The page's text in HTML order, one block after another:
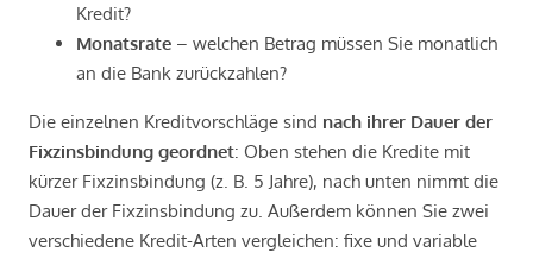
Kredit?
Monatsrate – welchen Betrag müssen Sie monatlich
an die Bank zurückzahlen?
Die einzelnen Kreditvorschläge sind nach ihrer Dauer der
Fixzinsbindung geordnet: Oben stehen die Kredite mit
kürzer Fixzinsbindung (z. B. 5 Jahre), nach unten nimmt die
Dauer der Fixzinsbindung zu. Außerdem können Sie zwei
verschiedene Kredit-Arten vergleichen: fixe und variable